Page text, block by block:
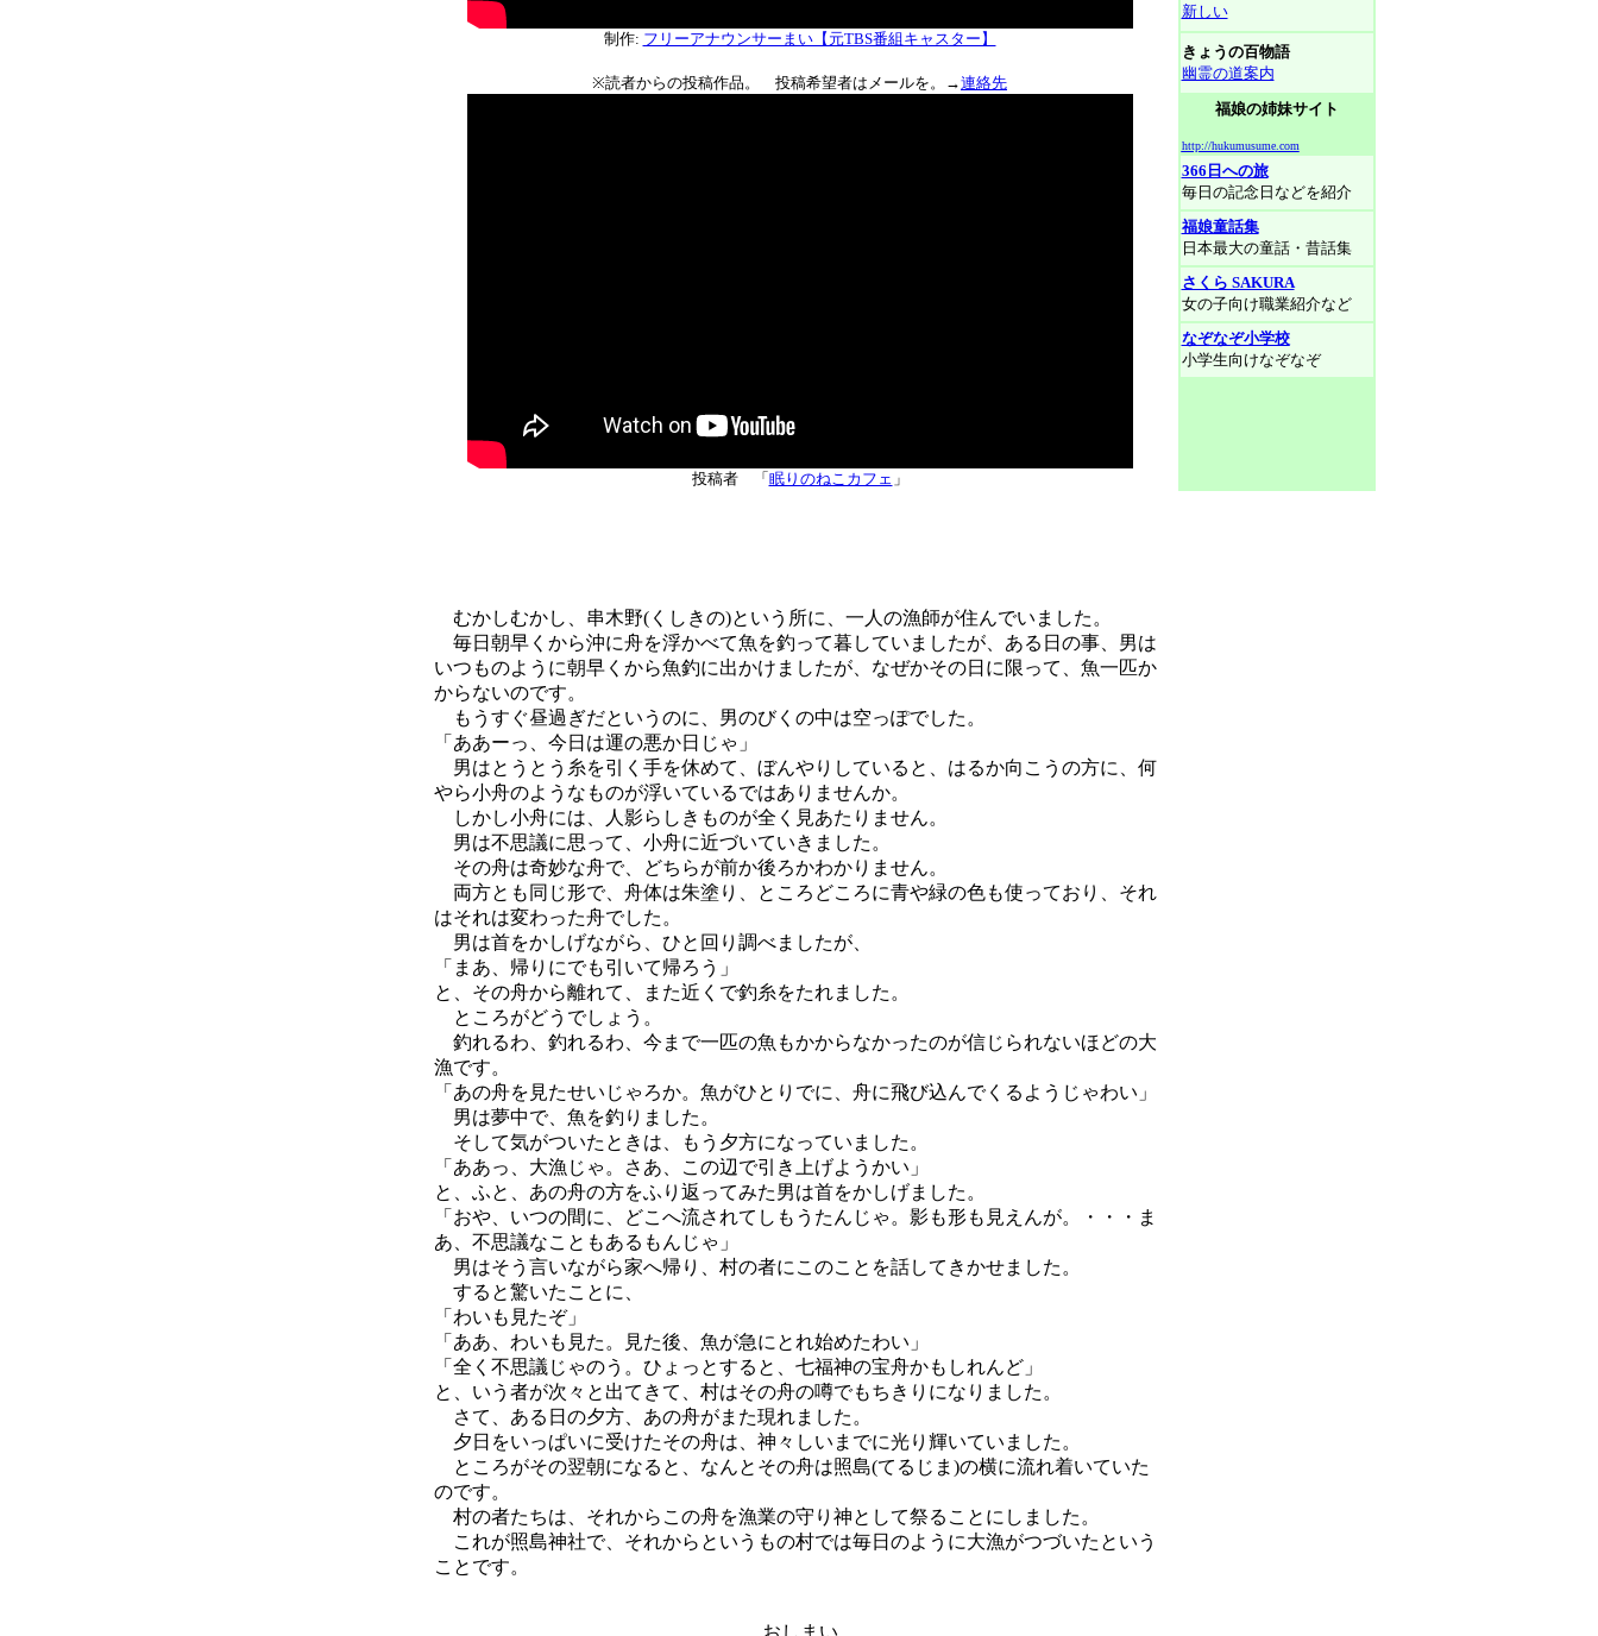
制作: フリーアナウンサーまい【元TBS番組キャスター】
※読者からの投稿作品。 投稿希望者はメールを。→連絡先
投稿者 「 眠りのねこカフェ 」
むかしむかし、串木野(くしきの)という所に、一人の漁師が住んでいました。
毎日朝早くから沖に舟を浮かべて魚を釣って暮していましたが、ある日の事、男は
いつものように朝早くから魚釣に出かけましたが、なぜかその日に限って、魚一匹か
からないのです。
もうすぐ昼過ぎだというのに、男のびくの中は空っぽでした。
「ああーっ、今日は運の悪か日じゃ」
男はとうとう糸を引く手を休めて、ぼんやりしていると、はるか向こうの方に、何
やら小舟のようなものが浮いているではありませんか。
しかし小舟には、人影らしきものが全く見あたりません。
男は不思議に思って、小舟に近づいていきました。
その舟は奇妙な舟で、どちらが前か後ろかわかりません。
両方とも同じ形で、舟体は朱塗り、ところどころに青や緑の色も使っており、それ
はそれは変わった舟でした。
男は首をかしげながら、ひと回り調べましたが、
「まあ、帰りにでも引いて帰ろう」
と、その舟から離れて、また近くで釣糸をたれました。
ところがどうでしょう。
釣れるわ、釣れるわ、今まで一匹の魚もかからなかったのが信じられないほどの大
漁です。
「あの舟を見たせいじゃろか。魚がひとりでに、舟に飛び込んでくるようじゃわい」
男は夢中で、魚を釣りました。
そして気がついたときは、もう夕方になっていました。
「ああっ、大漁じゃ。さあ、この辺で引き上げようかい」
と、ふと、あの舟の方をふり返ってみた男は首をかしげました。
「おや、いつの間に、どこへ流されてしもうたんじゃ。影も形も見えんが。・・・ま
あ、不思議なこともあるもんじゃ」
男はそう言いながら家へ帰り、村の者にこのことを話してきかせました。
すると驚いたことに、
「わいも見たぞ」
「ああ、わいも見た。見た後、魚が急にとれ始めたわい」
「全く不思議じゃのう。ひょっとすると、七福神の宝舟かもしれんど」
と、いう者が次々と出てきて、村はその舟の噂でもちきりになりました。
さて、ある日の夕方、あの舟がまた現れました。
夕日をいっぱいに受けたその舟は、神々しいまでに光り輝いていました。
ところがその翌朝になると、なんとその舟は照島(てるじま)の横に流れ着いていた
のです。
村の者たちは、それからこの舟を漁業の守り神として祭ることにしました。
これが照島神社で、それからというもの村では毎日のように大漁がつづいたという
ことです。
おしまい
新しい
きょうの百物語
幽霊の道案内
福娘の姉妹サイト
http://hukumusume.com
366日への旅
毎日の記念日などを紹介
福娘童話集
日本最大の童話・昔話集
さくら SAKURA
女の子向け職業紹介など
なぞなぞ小学校
小学生向けなぞなぞ